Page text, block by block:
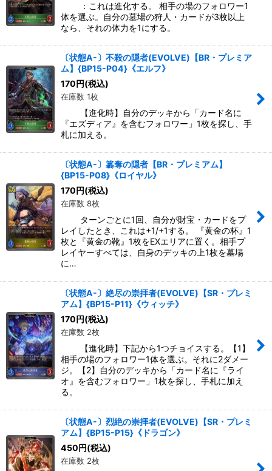
：これは進化する。 相手の場のフォロワー1
体を選ぶ。自分の墓場の狩人・カードが3枚以上
なら、それの体力を1にする。
〔状態A-〕不殺の隠者(EVOLVE)【BR・プレミア
ム】{BP15-P04}《エルフ》
170円(税込)
在庫数 1枚
【進化時】自分のデッキから「カード名に
『エズディア』を含むフォロワー」1枚を探し、手
札に加える。
〔状態A-〕簒奪の隠者【BR・プレミアム】
{BP15-P08}《ロイヤル》
170円(税込)
在庫数 8枚
ターンごとに1回、自分が財宝・カードをプ
レイしたとき、これは+1/+1する。 『黄金の杯』1
枚と『黄金の靴』1枚をEXエリアに置く。相手プ
レイヤーすべては、自身のデッキの上1枚を墓場
に…
〔状態A-〕絶尽の崇拝者(EVOLVE)【SR・プレミ
アム】{BP15-P11}《ウィッチ》
170円(税込)
在庫数 2枚
【進化時】下記から1つチョイスする。【1】
相手の場のフォロワー1体を選ぶ。それに2ダメー
ジ。【2】自分のデッキから「カード名に『ライ
オ』を含むフォロワー」1枚を探し、手札に加え
る。
〔状態A-〕烈絶の崇拝者(EVOLVE)【SR・プレミ
アム】{BP15-P15}《ドラゴン》
450円(税込)
在庫数 2枚